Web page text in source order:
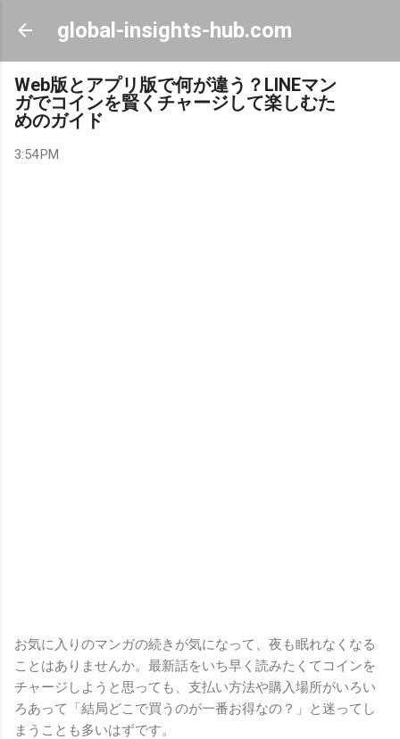
Skip to main content
global-insights-hub.com
Web版とアプリ版で何が違う？LINEマン
ガでコインを賢くチャージして楽しむた
めのガイド
3:54 PM
お気に入りのマンガの続きが気になって、夜も眠れなくなる
ことはありませんか。最新話をいち早く読みたくてコインを
チャージしようと思っても、支払い方法や購入場所がいろい
ろあって「結局どこで買うのが一番お得なの？」と迷ってし
まうことも多いはずです。